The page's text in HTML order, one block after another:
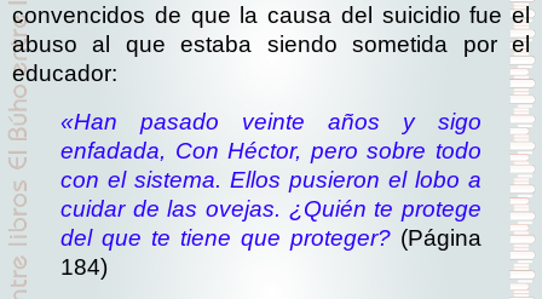
convencidos de que la causa del suicidio fue el
abuso al que estaba siendo sometida por el
educador:
«Han pasado veinte años y sigo
enfadada, Con Héctor, pero sobre todo
con el sistema. Ellos pusieron el lobo a
cuidar de las ovejas. ¿Quién te protege
del que te tiene que proteger? (Página
184)